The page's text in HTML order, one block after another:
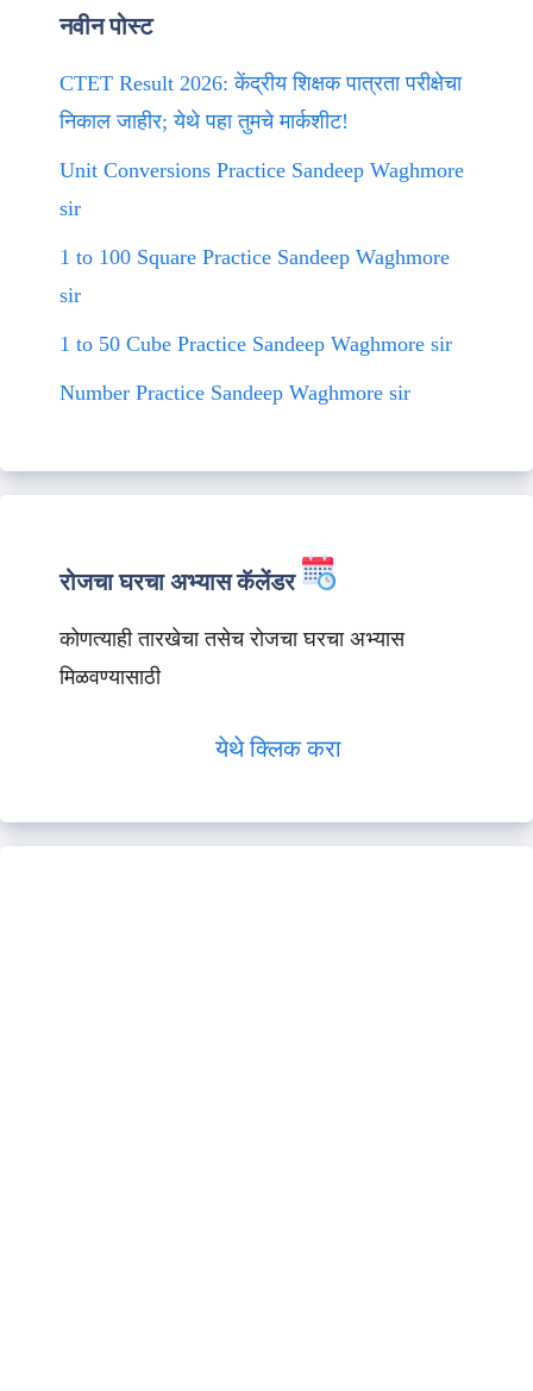
नवीन पोस्ट
CTET Result 2026: केंद्रीय शिक्षक पात्रता परीक्षेचा
निकाल जाहीर; येथे पहा तुमचे मार्कशीट!
Unit Conversions Practice Sandeep Waghmore
sir
1 to 100 Square Practice Sandeep Waghmore
sir
1 to 50 Cube Practice Sandeep Waghmore sir
Number Practice Sandeep Waghmore sir
रोजचा घरचा अभ्यास कॅलेंडर
कोणत्याही तारखेचा तसेच रोजचा घरचा अभ्यास
मिळवण्यासाठी
येथे क्लिक करा